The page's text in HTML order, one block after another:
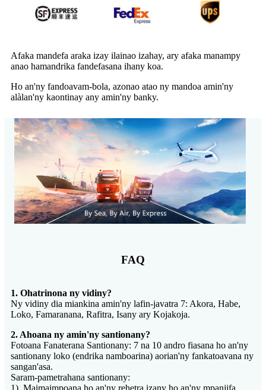
Afaka mandefa araka izay ilainao izahay, ary afaka manampy
anao hamandrika fandefasana ihany koa.
Ho an'ny fandoavam-bola, azonao atao ny mandoa amin'ny
alàlan'ny kaontinay any amin'ny banky.
FAQ
1. Ohatrinona ny vidiny?
Ny vidiny dia miankina amin'ny lafin-javatra 7: Akora, Habe,
Loko, Famaranana, Rafitra, Isany ary Kojakoja.
2. Ahoana ny amin'ny santionany?
Fotoana Fanaterana Santionany: 7 na 10 andro fiasana ho an'ny
santionany loko (endrika namboarina) aorian'ny fankatoavana ny
sangan'asa.
Saram-pametrahana santionany: